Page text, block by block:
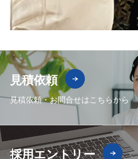
見積依頼
見積依頼・お問合せはこちらから
採用エントリー